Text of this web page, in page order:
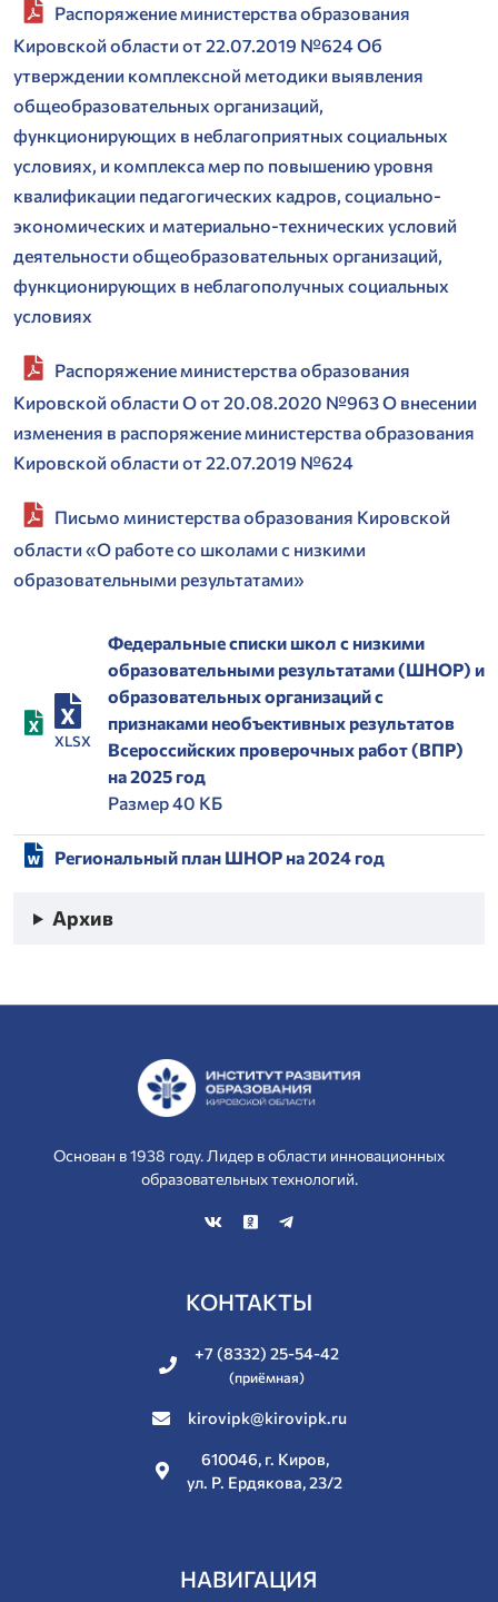
Распоряжение министерства образования
Кировской области от 22.07.2019 №624 Об
утверждении комплексной методики выявления
общеобразовательных организаций,
функционирующих в неблагоприятных социальных
условиях, и комплекса мер по повышению уровня
квалификации педагогических кадров, социально-
экономических и материально-технических условий
деятельности общеобразовательных организаций,
функционирующих в неблагополучных социальных
условиях
Распоряжение министерства образования
Кировской области О от 20.08.2020 №963 О внесении
изменения в распоряжение министерства образования
Кировской области от 22.07.2019 №624
Письмо министерства образования Кировской
области «О работе со школами с низкими
образовательными результатами»
XLSX
Федеральные списки школ с низкими
образовательными результатами (ШНОР) и
образовательных организаций с
признаками необъективных результатов
Всероссийских проверочных работ (ВПР)
на 2025 год
Размер 40 КБ
Региональный план ШНОР на 2024 год
Архив
Основан в 1938 году. Лидер в области инновационных
образовательных технологий.
КОНТАКТЫ
+7 (8332) 25-54-42
(приёмная)
kirovipk@kirovipk.ru
610046, г. Киров,
ул. Р. Ердякова, 23/2
НАВИГАЦИЯ